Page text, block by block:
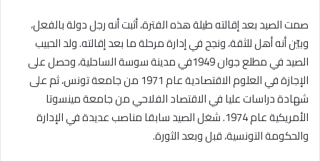
صمت الصيد بعد إقالته طيلة هذه الفترة، أثبت أنه رجل دولة بالفعل،
وبيّن أنه أهل للثقة، ونجح في إدارة مرحلة ما بعد إقالته. ولد الحبيب
الصيد في مطلع جوان 1949في مدينة سوسة الساحلية، وحصل على
الإجازة في العلوم الاقتصادية عام 1971 من جامعة تونس، ثم على
شهادة دراسات عليا في الاقتصاد الفلاحي من جامعة مينسوتا
الأمريكية عام 1974. شغل الصيد سابقا مناصب عديدة في الإدارة
والحكومة التونسية، قبل وبعد الثورة.